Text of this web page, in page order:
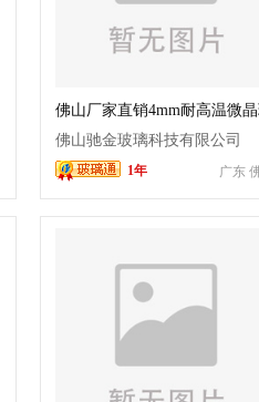
佛山厂家直销4mm耐高温微
璃
佛山驰金玻璃科技有限公司
广东
1年